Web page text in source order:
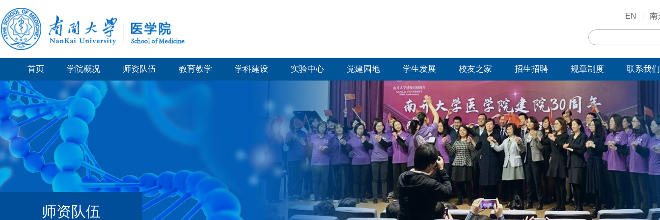
EN 南
首页 学院概况 师资队伍 教育教学 学科建设 实验中心 党建园地 学生发展 校友之家 招生招聘 规章制度 联系我们
师资队伍